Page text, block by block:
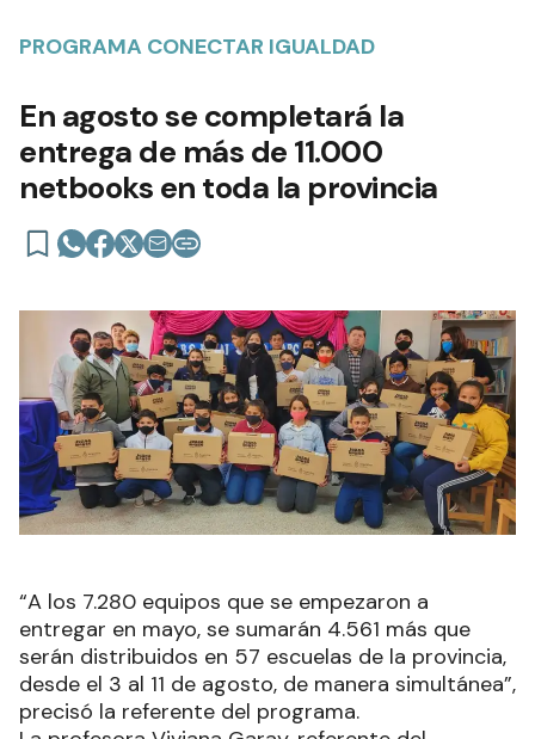
PROGRAMA CONECTAR IGUALDAD
En agosto se completará la
entrega de más de 11.000
netbooks en toda la provincia
“A los 7.280 equipos que se empezaron a
entregar en mayo, se sumarán 4.561 más que
serán distribuidos en 57 escuelas de la provincia,
desde el 3 al 11 de agosto, de manera simultánea”,
precisó la referente del programa.